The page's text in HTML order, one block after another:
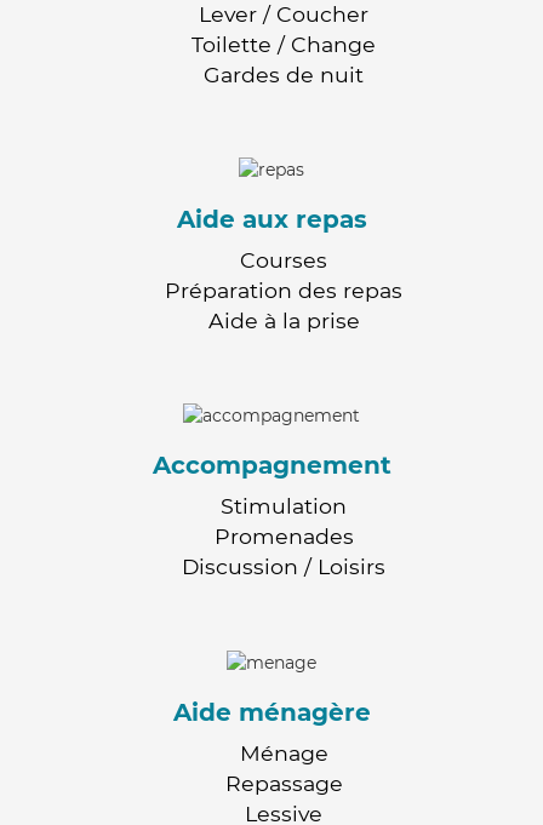
Lever / Coucher
Toilette / Change
Gardes de nuit
Aide aux repas
Courses
Préparation des repas
Aide à la prise
Accompagnement
Stimulation
Promenades
Discussion / Loisirs
Aide ménagère
Ménage
Repassage
Lessive